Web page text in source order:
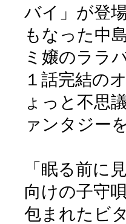
バイ」が登
もなった中
ミ嬢のララ
１話完結の
ょっと不思
ァンタジー
「眠る前に
向けの子守
包まれたビ